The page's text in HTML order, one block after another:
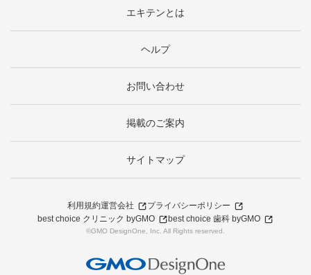
エキテンとは
ヘルプ
お問い合わせ
掲載のご案内
サイトマップ
利用規約運営会社
プライバシーポリシー
best choice クリニック byGMO
best choice 歯科 byGMO
©GMO DesignOne, Inc. All Rights reserved.